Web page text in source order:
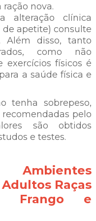
ração nova.
alteração clínica
de apetite) consulte
Além disso, tanto
como não
exercícios físicos é
a saúde física e
tenha sobrepeso,
pelo
são obtidos
e testes.
Ambientes
Raças
Frango e